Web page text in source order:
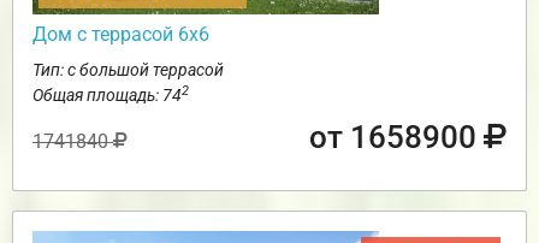
Дом с террасой 6х6
Тип: с большой террасой
Общая площадь: 742
1741840 от 1658900